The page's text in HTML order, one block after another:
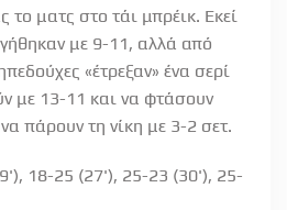
το ματς στο τάι μπρέικ. Εκεί
με 9-11, αλλά από
«έτρεξαν» ένα σερί
με 13-11 και να φτάσουν
πάρουν τη νίκη με 3-2 σετ.
18-25 (27'), 25-23 (30'), 25-